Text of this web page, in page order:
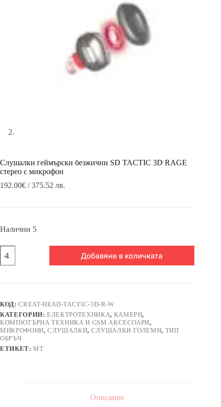
Слушалки геймърски безжични SD TACTIC 3D RAGE
стерео с микрофон
192.00€ / 375.52 лв.
Налични 5
за
Слушалки
3D
RAGE
стерео
с
микрофон
Добавяне в количката
КОД:CREAT-HEAD-TACTIC-3D-R-W
КАТЕГОРИИ:ЕЛЕКТРОТЕХНИКА, КАМЕРИ,
КОМПЮТЪРНА ТЕХНИКА И GSM АКСЕСОАРИ,
МИКРОФОНИ,СЛУШАЛКИ, СЛУШАЛКИ ГОЛЕМИ, ТИП
ОБРЪЧ
ЕТИКЕТ:MT
Описание